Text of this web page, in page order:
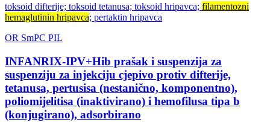
toksoid difterije; toksoid tetanusa; toksoid hripavca; filamentozni
hemaglutinin hripavca; pertaktin hripavca
OR SmPC PIL
INFANRIX-IPV+Hib prašak i suspenzija za
suspenziju za injekciju cjepivo protiv difterije,
tetanusa, pertusisa (nestanično, komponentno),
poliomijelitisa (inaktivirano) i hemofilusa tipa b
(konjugirano), adsorbirano